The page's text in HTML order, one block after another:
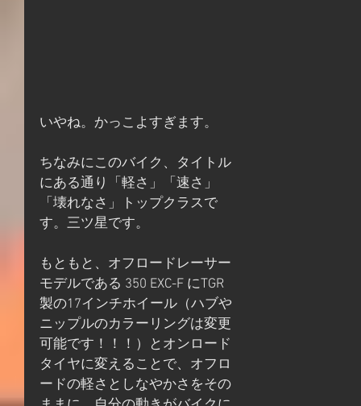
いやね。かっこよすぎます。
ちなみにこのバイク、タイトル
にある通り「軽さ」「速さ」
「壊れなさ」トップクラスで
す。三ツ星です。
もともと、オフロードレーサー
モデルである 350 EXC-F にTGR
製の17インチホイール（ハブや
ニップルのカラーリングは変更
可能です！！！）とオンロード
タイヤに変えることで、オフロ
ードの軽さとしなやかさをその